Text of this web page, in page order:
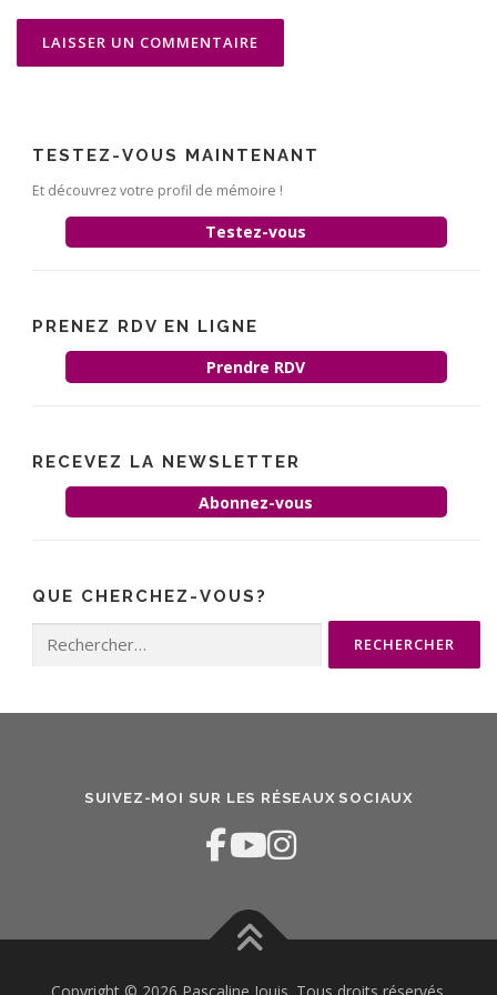
TESTEZ-VOUS MAINTENANT
Et découvrez votre profil de mémoire !
Testez-vous
PRENEZ RDV EN LIGNE
Prendre RDV
RECEVEZ LA NEWSLETTER
Abonnez-vous
QUE CHERCHEZ-VOUS?
SUIVEZ-MOI SUR LES RÉSEAUX SOCIAUX